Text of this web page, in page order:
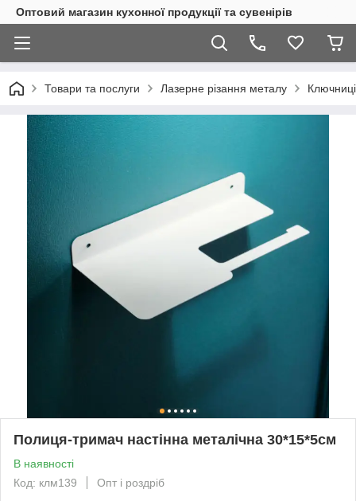
Оптовий магазин кухонної продукції та сувенірів
Товари та послуги Лазерне різання металу
Полиця-тримач настінна металічна 30*15*5см
В наявності
Код: клм139
Опт і роздріб